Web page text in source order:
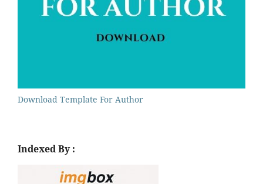
Download Template For Author
Indexed By :